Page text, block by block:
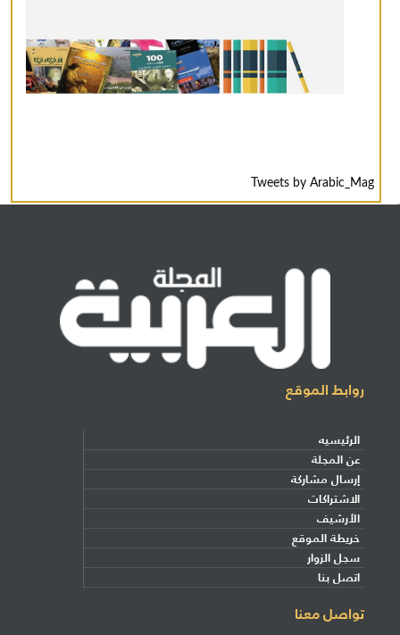
Tweets by Arabic_Mag
روابط الموقع
الرئيسيه
عن المجلة
إرسال مشاركة
الاشتراكات
الأرشيف
خريطة الموقع
سجل الزوار
اتصل بنا
تواصل معنا